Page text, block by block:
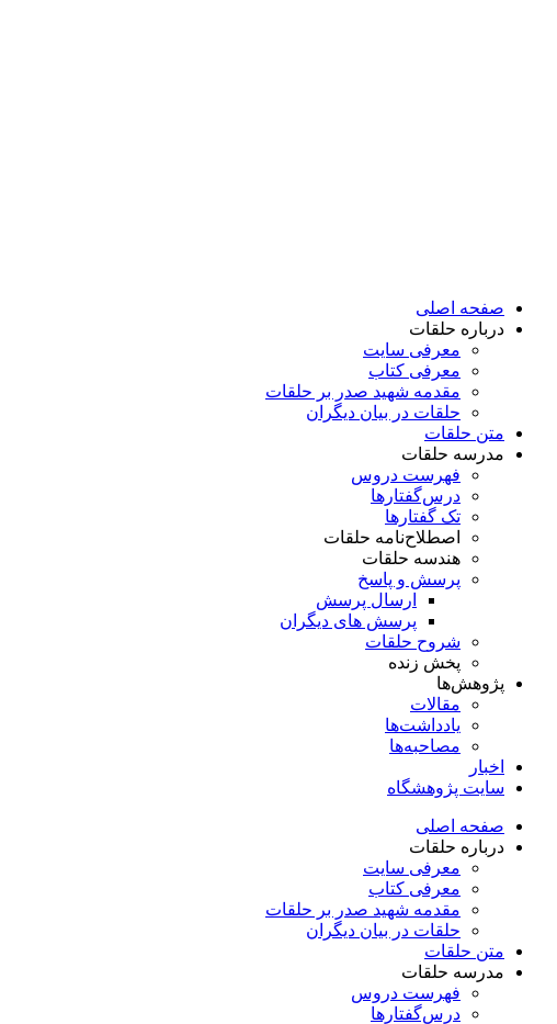
صفحه اصلی
درباره حلقات
معرفی سایت
معرفی کتاب
مقدمه شهید صدر بر حلقات
حلقات در بیان دیگران
متن حلقات
مدرسه حلقات
فهرست دروس
درس‌گفتار‌ها
تک گفتارها
اصطلاح‌نامه حلقات
هندسه حلقات
پرسش و پاسخ
ارسال پرسش
پرسش های دیگران
شروح حلقات
پخش زنده
پژوهش‌ها
مقالات
یادداشت‌ها
مصاحبه‌ها
اخبار
سایت پژوهشگاه
صفحه اصلی
درباره حلقات
معرفی سایت
معرفی کتاب
مقدمه شهید صدر بر حلقات
حلقات در بیان دیگران
متن حلقات
مدرسه حلقات
فهرست دروس
درس‌گفتار‌ها